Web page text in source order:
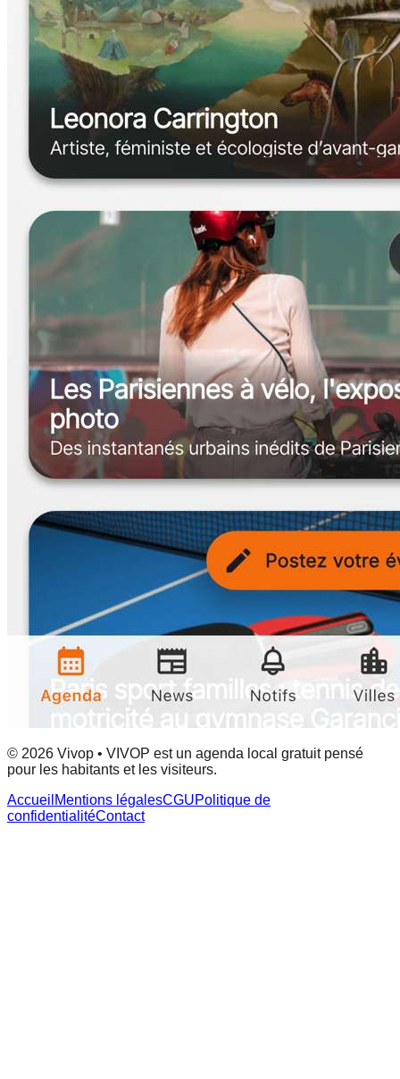
© 2026 Vivop • VIVOP est un agenda local gratuit pensé
pour les habitants et les visiteurs.
Accueil Mentions légalesCGUPolitique de
confidentialitéContact